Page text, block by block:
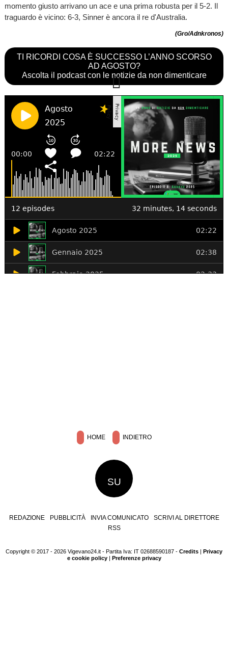
momento giusto arrivano un ace e una prima robusta per il 5-2. Il
traguardo è vicino: 6-3, Sinner è ancora il re d'Australia.
(Gro/Adnkronos)
TI RICORDI COSA È SUCCESSO L’ANNO SCORSO
AD AGOSTO?
Ascolta il podcast con le notizie da non dimenticare
HOME INDIETRO
SU
REDAZIONE PUBBLICITÀ INVIA COMUNICATO
SCRIVI AL DIRETTORE
RSS
Copyright © 2017 - 2026 Vigevano24.it - Partita Iva: IT 02688590187 - Credits
Privacy
e cookie policy| Preferenze privacy